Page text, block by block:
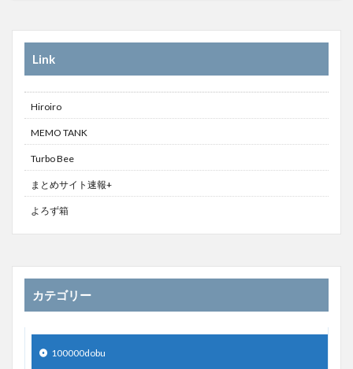
Link
Hiroiro
MEMO TANK
Turbo Bee
まとめサイト速報+
よろず箱
カテゴリー
100000dobu